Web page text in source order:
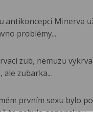
antikoncepci Minerva
problémy...
zub, nemuzu
ale zubarka...
prvním sexu bylo
to nebylo panenskou...